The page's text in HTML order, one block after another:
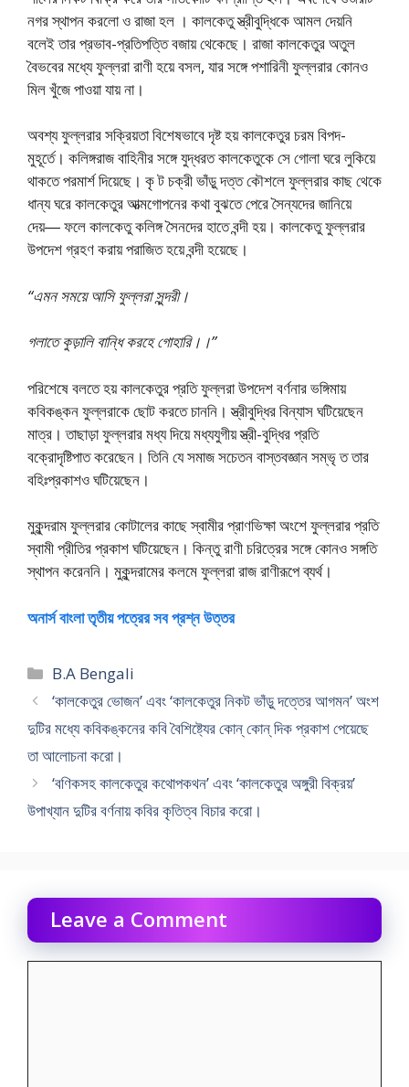
নগর স্থাপন করলো ও রাজা হল । কালকেতু স্ত্রীবুদ্ধিকে আমল দেয়নি
বলেই তার প্রভাব-প্রতিপত্তি বজায় থেকেছে। রাজা কালকেতুর অতুল
বৈভবের মধ্যে ফুল্লরা রাণী হয়ে বসল, যার সঙ্গে পশারিনী ফুল্লরার কোনও
মিল খুঁজে পাওয়া যায় না।
অবশ্য ফুল্লরার সক্রিয়তা বিশেষভাবে দৃষ্ট হয় কালকেতুর চরম বিপদ-
মুহূর্তে। কলিঙ্গরাজ বাহিনীর সঙ্গে যুদ্ধরত কালকেতুকে সে গোলা ঘরে লুকিয়ে
থাকতে পরমার্শ দিয়েছে। কৃ ট চক্রী ভাঁড়ু দত্ত কৌশলে ফুল্লরার কাছ থেকে
ধান্য ঘরে কালকেতুর আত্মগোপনের কথা বুঝতে পেরে সৈন্যদের জানিয়ে
দেয়― ফলে কালকেতু কলিঙ্গ সৈনদের হাতে বন্দী হয়। কালকেতু ফুল্লরার
উপদেশ গ্রহণ করায় পরাজিত হয়ে বন্দী হয়েছে।
“এমন সময়ে আসি ফুল্লরা সুন্দরী।
গলাতে কুড়ালি বান্ধি করহে গোহারি।।”
পরিশেষে বলতে হয় কালকেতুর প্রতি ফুল্লরা উপদেশ বর্ণনার ভঙ্গিমায়
কবিকঙ্কন ফুল্লরাকে ছোট করতে চাননি। স্ত্রীবুদ্ধির বিন্যাস ঘটিয়েছেন
মাত্র। তাছাড়া ফুল্লরার মধ্য দিয়ে মধ্যযুগীয় স্ত্রী-বুদ্ধির প্রতি
বক্রোদৃষ্টিপাত করেছেন। তিনি যে সমাজ সচেতন বাস্তবজ্ঞান সম্ভৃ ত তার
বহিঃপ্রকাশও ঘটিয়েছেন।
মুকুন্দরাম ফুল্লরার কোটালের কাছে স্বামীর প্রাণভিক্ষা অংশে ফুল্লরার প্রতি
স্বামী প্রীতির প্রকাশ ঘটিয়েছেন। কিন্তু রাণী চরিত্রের সঙ্গে কোনও সঙ্গতি
স্থাপন করেননি। মুকুন্দরামের কলমে ফুল্লরা রাজ রাণীরূপে ব্যর্থ।
অনার্স বাংলা তৃতীয় পত্রের সব প্রশ্ন উত্তর
Categories
B.A Bengali
‘কালকেতুর ভোজন’ এবং ‘কালকেতুর নিকট ভাঁড়ু দত্তের আগমন’ অংশ
দুটির মধ্যে কবিকঙ্কনের কবি বৈশিষ্ট্যের কোন্ কোন্ দিক প্রকাশ পেয়েছে
তা আলোচনা করো।
‘বণিকসহ কালকেতুর কথোপকথন’ এবং ‘কালকেতুর অঙ্গুরী বিক্রয়’
উপাখ্যান দুটির বর্ণনায় কবির কৃতিত্ব বিচার করো।
Leave a Comment